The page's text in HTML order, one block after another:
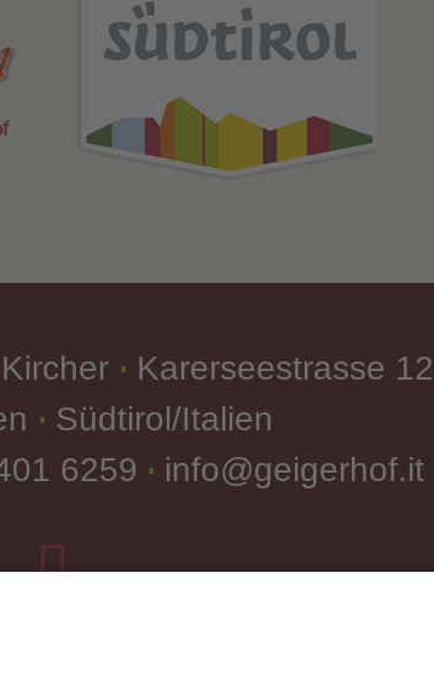
∎ Karerseestrasse
∎
Südtirol/Italien
6259 ∎ info@geigerhof.it
